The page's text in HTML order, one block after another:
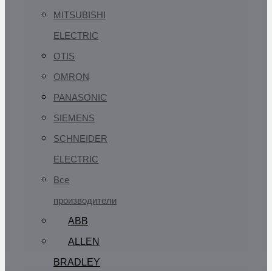
MITSUBISHI
ELECTRIC
OTIS
OMRON
PANASONIC
SIEMENS
SCHNEIDER
ELECTRIC
Все
производители
ABB
ALLEN
BRADLEY